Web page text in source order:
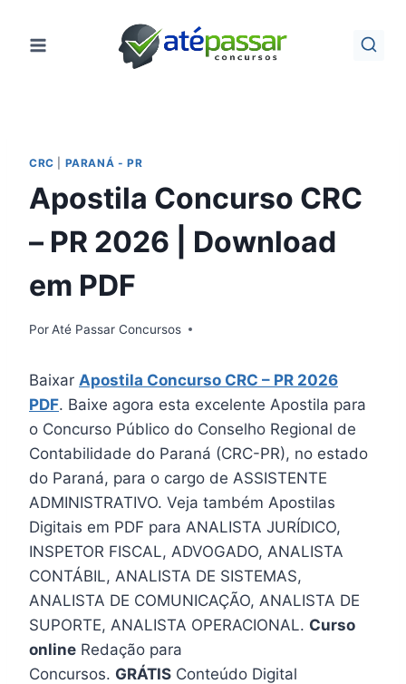
para
CRC PARANÁ - PR
Apostila Concurso CRC
– PR 2026 | Download
em PDF
PorAté Passar Concursos
Baixar Apostila Concurso CRC – PR 2026
PDF. Baixe agora esta excelente Apostila para
o Concurso Público do Conselho Regional de
Contabilidade do Paraná (CRC-PR), no estado
do Paraná, para o cargo de ASSISTENTE
ADMINISTRATIVO. Veja também Apostilas
Digitais em PDF para ANALISTA JURÍDICO,
INSPETOR FISCAL, ADVOGADO, ANALISTA
CONTÁBIL, ANALISTA DE SISTEMAS,
ANALISTA DE COMUNICAÇÃO, ANALISTA DE
SUPORTE, ANALISTA OPERACIONAL. Curso
online Redação para
Concursos. GRÁTIS Conteúdo Digital